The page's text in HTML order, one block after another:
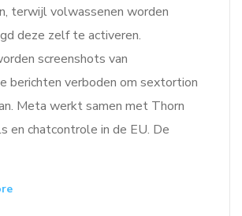
terwijl volwassenen worden
deze zelf te activeren.
screenshots van
berichten verboden om sextortion
Meta werkt samen met Thorn
en chatcontrole in de EU. De